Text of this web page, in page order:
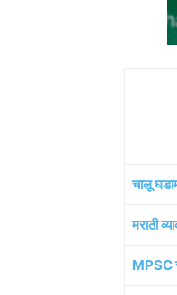
चालू
मराठी
MPSC